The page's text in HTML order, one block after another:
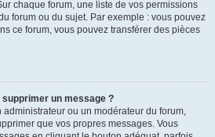
chaque forum, une liste de vos permissions
forum ou du sujet. Par exemple : vous pouvez
ce forum, vous pouvez transférer des pièces
un message ?
ou un modérateur du forum,
que vos propres messages. Vous